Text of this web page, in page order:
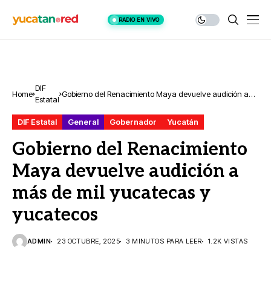
RADIO EN VIVO
Home
DIF
Estatal
Gobierno del Renacimiento Maya devuelve audición a
DIF Estatal
General Gobernador Yucatán
Gobierno del Renacimiento
Maya devuelve audición a
más de mil yucatecas y
yucatecos
ADMIN 23 OCTUBRE, 2025 3 MINUTOS PARA LEER 1.2K VISTAS